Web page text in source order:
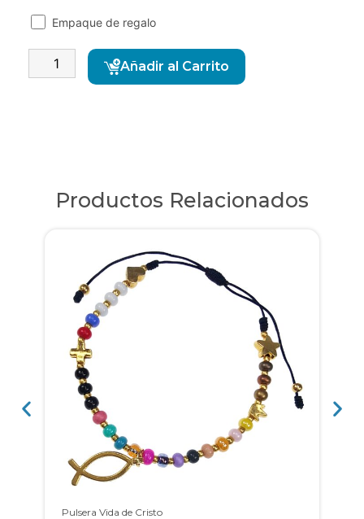
Empaque de regalo
Añadir al Carrito
Productos Relacionados
Pulsera Vida de Cristo